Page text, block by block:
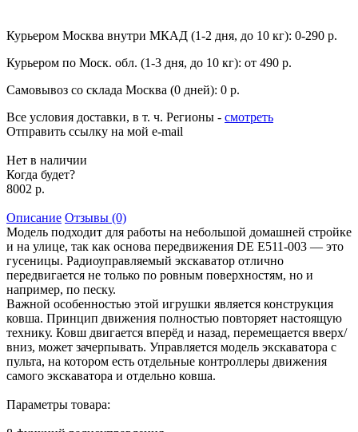
Курьером Москва внутри МКАД (1-2 дня, до 10 кг): 0-290 р.
Курьером по Моск. обл. (1-3 дня, до 10 кг): от 490 р.
Самовывоз со склада Москва (0 дней): 0 р.
Все условия доставки, в т. ч. Регионы - смотреть
Отправить ссылку на мой e-mail
Нет в наличии
Когда будет?
8002 р.
Описание Отзывы (0)
Модель подходит для работы на небольшой домашней стройке
и на улице, так как основа передвижения DE E511-003 — это
гусеницы. Радиоуправляемый экскаватор отлично
передвигается не только по ровным поверхностям, но и
например, по песку.
Важной особенностью этой игрушки является конструкция
ковша. Принцип движения полностью повторяет настоящую
технику. Ковш двигается вперёд и назад, перемещается вверх/
вниз, может зачерпывать. Управляется модель экскаватора с
пульта, на котором есть отдельные контроллеры движения
самого экскаватора и отдельно ковша.
Параметры товара: